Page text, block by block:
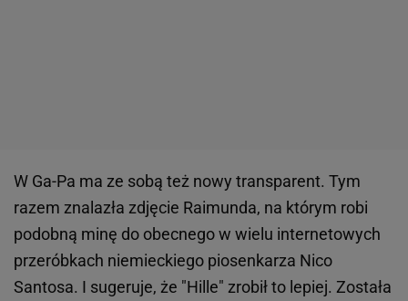
W Ga-Pa ma ze sobą też nowy transparent. Tym
razem znalazła zdjęcie Raimunda, na którym robi
podobną minę do obecnego w wielu internetowych
przeróbkach niemieckiego piosenkarza Nico
Santosa. I sugeruje, że "Hille" zrobił to lepiej. Została